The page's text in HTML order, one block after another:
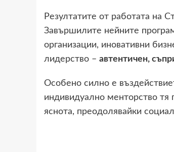
Резултатите от работата на
Завършилите нейните
организации, иновативни
лидерство – автентичен,
Особено силно е
индивидуално менторство тя
яснота, преодолявайки